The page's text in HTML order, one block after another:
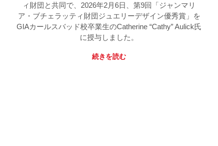
ィ財団と共同で、2026年2月6日、第9回「ジャンマリ
ア・ブチェラッティ財団ジュエリーデザイン優秀賞」を
GIAカールスバッド校卒業生のCatherine “Cathy” Aulick氏
に授与しました。
続きを読む